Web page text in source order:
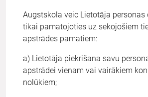
Augstskola veic Lietotāja personas
tikai pamatojoties uz sekojošiem
apstrādes pamatiem:
a) Lietotāja piekrišana savu
apstrādei vienam vai vairākiem
nolūkiem;